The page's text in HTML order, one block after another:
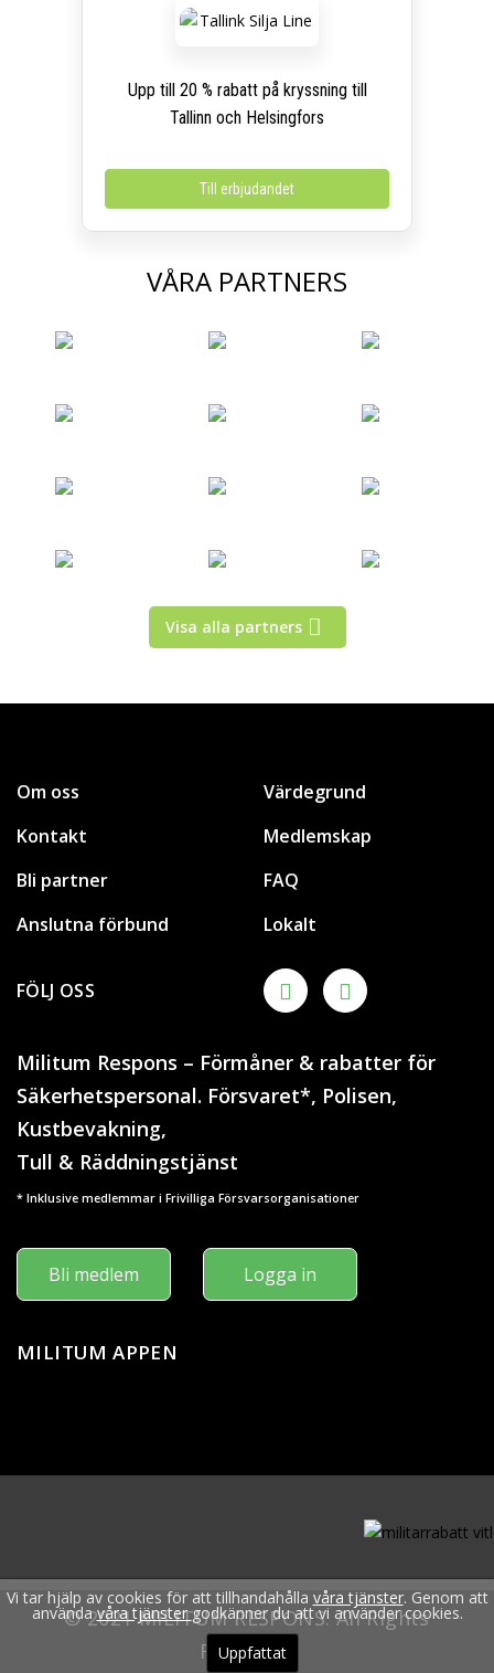
Upp till 20 % rabatt på kryssning till
Tallinn och Helsingfors
Till erbjudandet
VÅRA PARTNERS
Visa alla partners
Om oss
Kontakt
Bli partner
Anslutna förbund
Värdegrund
Medlemskap
FAQ
Lokalt
FÖLJ OSS
Militum Respons – Förmåner & rabatter för
Säkerhetspersonal. Försvaret*, Polisen,
Kustbevakning,
Tull & Räddningstjänst
* Inklusive medlemmar i Frivilliga Försvarsorganisationer
Bli medlem Logga in
MILITUM APPEN
© 2021 MILITUM RESPONS. All Rights
Reserved.
Vi tar hjälp av cookies för att tillhandahålla våra tjänster. Genom att
användavåra tjänstergodkänner du att vi använder cookies.
Uppfattat